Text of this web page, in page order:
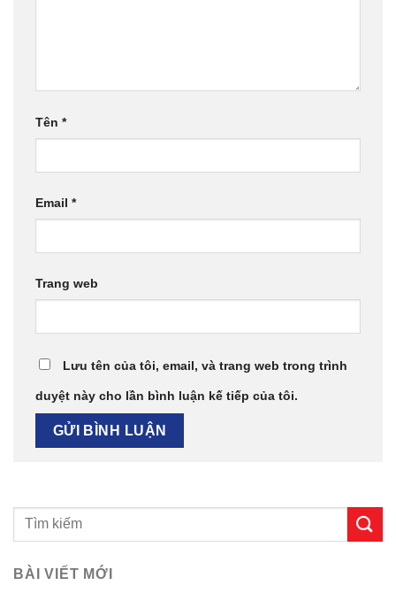
Tên *
Email *
Trang web
Lưu tên của tôi, email, và trang web trong trình
duyệt này cho lần bình luận kế tiếp của tôi.
BÀI VIẾT MỚI